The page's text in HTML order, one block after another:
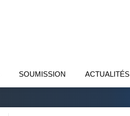
SOUMISSION ACTUALITÉS